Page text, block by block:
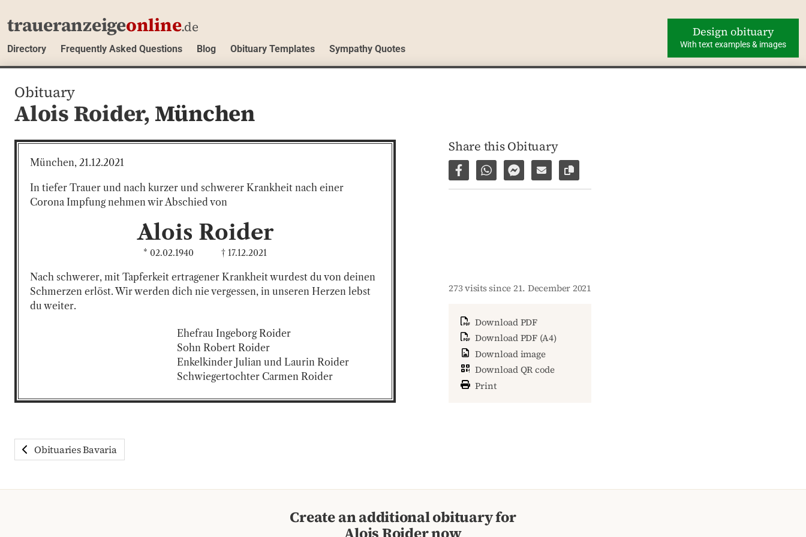
traueranzeigeonline.de
Directory Frequently Asked Questions Blog Obituary Templates Sympathy Quotes
Design obituary
With text examples & images
Obituary
Alois Roider, München
München, 21.12.2021
In tiefer Trauer und nach kurzer und schwerer Krankheit nach einer
Corona Impfung nehmen wir Abschied von
Alois Roider
* 02.02.1940 † 17.12.2021
Nach schwerer, mit Tapferkeit ertragener Krankheit wurdest du von deinen
Schmerzen erlöst. Wir werden dich nie vergessen, in unseren Herzen lebst
du weiter.
Ehefrau Ingeborg Roider
Sohn Robert Roider
Enkelkinder Julian und Laurin Roider
Schwiegertochter Carmen Roider
Share this Obituary
Share on Facebook
Share via WhatsApp
Share via Facebook Messenger
Share via E-Mail
Copy link to page
273 visits since 21. December 2021
Download PDF
Download PDF (A4)
Download image
Download QR code
Print
Obituaries Bavaria
Create an additional obituary for
Alois Roider now